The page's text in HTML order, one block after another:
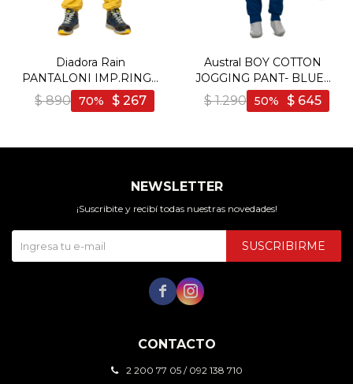
Diadora Rain
PANTALONI IMP.RING -
Lima
$ 890 $ 267
70
Austral BOY COTTON
JOGGING PANT- BLUE -
Azul
$ 1.290 $ 645
50
CONTACTO
2 200 77 05 / 092 138 710
NEWSLETTER
¡Suscribite y recibí todas nuestras novedades!
SUSCRIBIRME
 